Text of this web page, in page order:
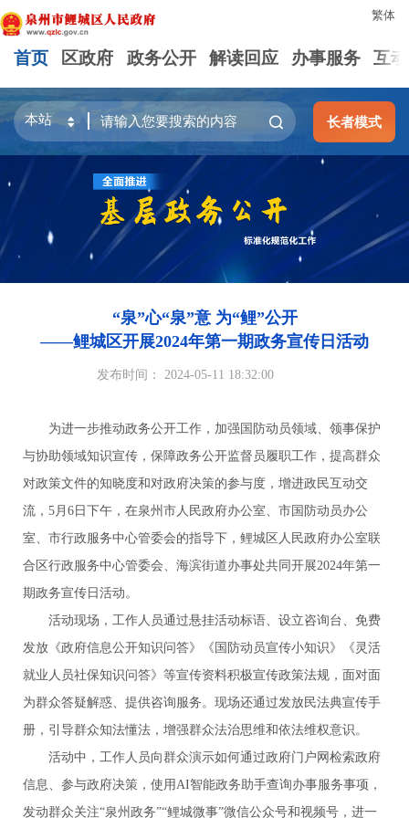
繁体
首页 区政府 政务公开 解读回应 办事服务 互
长者模式
“泉”心“泉”意 为“鲤”公开
——鲤城区开展2024年第一期政务宣传日活动
发布时间： 2024-05-11 18:32:00
为进一步推动政务公开工作，加强国防动员领域、领事保护
与协助领域知识宣传，保障政务公开监督员履职工作，提高群众
对政策文件的知晓度和对政府决策的参与度，增进政民互动交
流，5月6日下午，在泉州市人民政府办公室、市国防动员办公
室、市行政服务中心管委会的指导下，鲤城区人民政府办公室联
合区行政服务中心管委会、海滨街道办事处共同开展2024年第一
期政务宣传日活动。
活动现场，工作人员通过悬挂活动标语、设立咨询台、免费
发放《政府信息公开知识问答》《国防动员宣传小知识》《灵活
就业人员社保知识问答》等宣传资料积极宣传政策法规，面对面
为群众答疑解惑、提供咨询服务。现场还通过发放民法典宣传手
册，引导群众知法懂法，增强群众法治思维和依法维权意识。
活动中，工作人员向群众演示如何通过政府门户网检索政府
信息、参与政府决策，使用AI智能政务助手查询办事服务事项，
发动群众关注“泉州政务”“鲤城微事”微信公众号和视频号，进一